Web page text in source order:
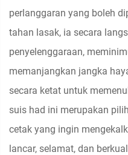
perlanggaran yang boleh
tahan lasak, ia secara
penyelenggaraan,
memanjangkan jangka
secara ketat untuk
suis had ini merupakan
cetak yang ingin
lancar, selamat, dan